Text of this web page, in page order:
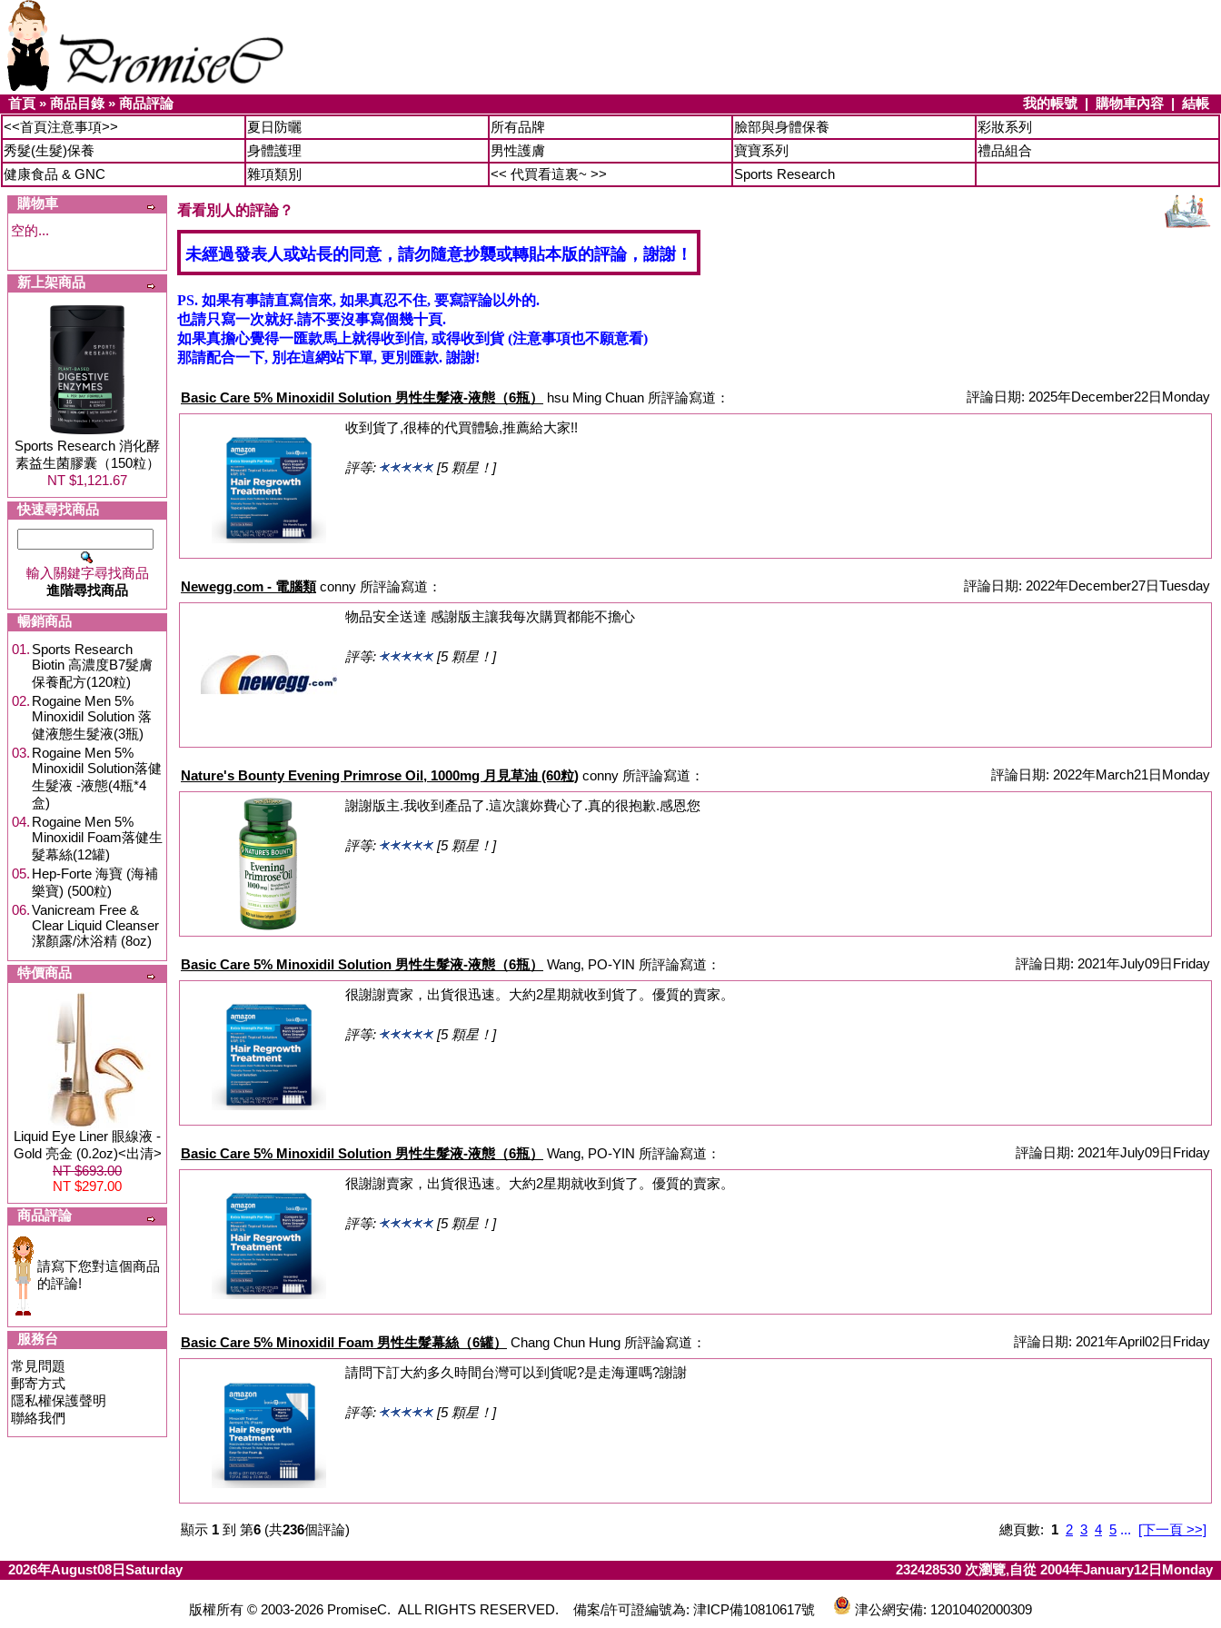
首頁 » 商品目錄» 商品評論 我的帳號 | 購物車內容 | 結帳
<<首頁注意事項>>
夏日防曬 所有品牌 臉部與身體保養
彩妝系列
秀髮(生髮)保養
身體護理 男性護膚 寶寶系列
禮品組合
健康食品 & GNC
雜項類別 << 代買看這裏~ >>
Sports Research
購物車
空的...
新上架商品
Sports Research 消化酵
素益生菌膠囊（150粒）
NT $1,121.67
快速尋找商品
輸入關鍵字尋找商品
進階尋找商品
暢銷商品
01. Sports Research
Biotin 高濃度B7髮膚
保養配方(120粒)
02. Rogaine Men 5%
Minoxidil Solution 落
健液態生髮液(3瓶)
03. Rogaine Men 5%
Minoxidil Solution落健
生髮液 -液態(4瓶*4
盒)
04. Rogaine Men 5%
Minoxidil Foam落健生
髮幕絲(12罐)
05. Hep-Forte 海寶 (海補
樂寶) (500粒)
06.Vanicream Free &
Clear Liquid Cleanser
潔顏露/沐浴精 (8oz)
特價商品
Liquid Eye Liner 眼線液 -
Gold 亮金 (0.2oz)<出清>
NT $693.00
NT $297.00
商品評論
請寫下您對這個商品
的評論!
服務台
常見問題
郵寄方式
隱私權保護聲明
聯絡我們
看看別人的評論？
未經過發表人或站長的同意，請勿隨意抄襲或轉貼本版的評論，謝謝！
PS. 如果有事請直寫信來, 如果真忍不住, 要寫評論以外的.
也請只寫一次就好.請不要沒事寫個幾十頁.
如果真擔心覺得一匯款馬上就得收到信, 或得收到貨 (注意事項也不願意看)
那請配合一下, 別在這網站下單, 更別匯款. 謝謝!
Basic Care 5% Minoxidil Solution 男性生髮液-液態（6瓶） hsu Ming Chuan 所評論寫道：
評論日期: 2025年December22日Monday
收到貨了,很棒的代買體驗,推薦給大家!!
評等: [5 顆星！]
Newegg.com - 電腦類 conny 所評論寫道：
評論日期: 2022年December27日Tuesday
物品安全送達 感謝版主讓我每次購買都能不擔心
評等: [5 顆星！]
Nature's Bounty Evening Primrose Oil, 1000mg 月見草油 (60粒) conny 所評論寫道：
評論日期: 2022年March21日Monday
謝謝版主.我收到產品了.這次讓妳費心了.真的很抱歉.感恩您
評等: [5 顆星！]
Basic Care 5% Minoxidil Solution 男性生髮液-液態（6瓶） Wang, PO-YIN 所評論寫道：
評論日期: 2021年July09日Friday
很謝謝賣家，出貨很迅速。大約2星期就收到貨了。優質的賣家。
評等: [5 顆星！]
Basic Care 5% Minoxidil Solution 男性生髮液-液態（6瓶） Wang, PO-YIN 所評論寫道：
評論日期: 2021年July09日Friday
很謝謝賣家，出貨很迅速。大約2星期就收到貨了。優質的賣家。
評等: [5 顆星！]
Basic Care 5% Minoxidil Foam 男性生髮幕絲（6罐） Chang Chun Hung 所評論寫道：
評論日期: 2021年April02日Friday
請問下訂大約多久時間台灣可以到貨呢?是走海運嗎?謝謝
評等: [5 顆星！]
顯示 1 到 第6 (共236個評論) 總頁數: 1 2 3 4 5 ... [下一頁 >>]
2026年August08日Saturday 232428530 次瀏覽,自從 2004年January12日Monday
版權所有 © 2003-2026 PromiseC. ALL RIGHTS RESERVED. 備案/許可證編號為: 津ICP備10810617號 津公網安備: 12010402000309